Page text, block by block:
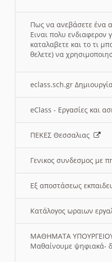
Πως να ανεβάσετε ένα
Ειναι πολυ
καταλαβετε και το τι
θελετε) να
eclass.sch.gr
eClass - Εργασίες και
ΠΕΚΕΣ Θεσσαλιας
Γενικος συνδεσμος με
Εξ αποστάσεως
Κατάλογος ωραιων
ΜΑΘΗΜΑΤΑ
Μαθαίνουμε ψηφιακά-